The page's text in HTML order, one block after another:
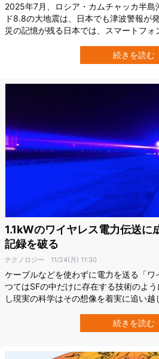
2025年7月、ロシア・カムチャッカ半島
ド8.8の大地震は、日本でも津波警報が
災の記憶が残る日本では、スマートフォ
く、「どうしてもっと正確に予測できな
を抱いた人もいるかもしれません。 理
続きを読む
1.1kWのワイヤレス電力伝送に
記録を破る
テクノロジー 11/24(月) 11:30
ケーブルなどを使わずに電力を送る「
つてはSFの中だけに存在する技術のよ
し現実の科学はその想像を着実に追い
NASAのケネディ宇宙センターで、市販
1.1kWのレーザー送電を実現し、2025
続きを読む